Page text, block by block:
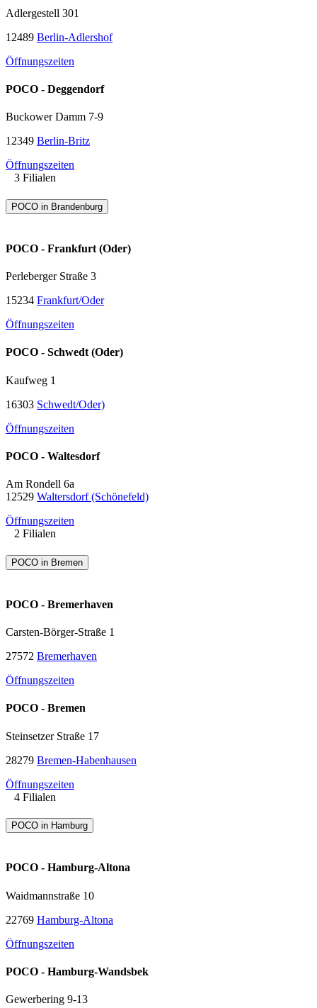
Adlergestell 301
12489 Berlin-Adlershof
Öffnungszeiten
POCO - Deggendorf
Buckower Damm 7-9
12349 Berlin-Britz
Öffnungszeiten
3 Filialen
POCO in Brandenburg
POCO - Frankfurt (Oder)
Perleberger Straße 3
15234 Frankfurt/Oder
Öffnungszeiten
POCO - Schwedt (Oder)
Kaufweg 1
16303 Schwedt/Oder)
Öffnungszeiten
POCO - Waltesdorf
Am Rondell 6a
12529 Waltersdorf (Schönefeld)
Öffnungszeiten
2 Filialen
POCO in Bremen
POCO - Bremerhaven
Carsten-Börger-Straße 1
27572 Bremerhaven
Öffnungszeiten
POCO - Bremen
Steinsetzer Straße 17
28279 Bremen-Habenhausen
Öffnungszeiten
4 Filialen
POCO in Hamburg
POCO - Hamburg-Altona
Waidmannstraße 10
22769 Hamburg-Altona
Öffnungszeiten
POCO - Hamburg-Wandsbek
Gewerbering 9-13